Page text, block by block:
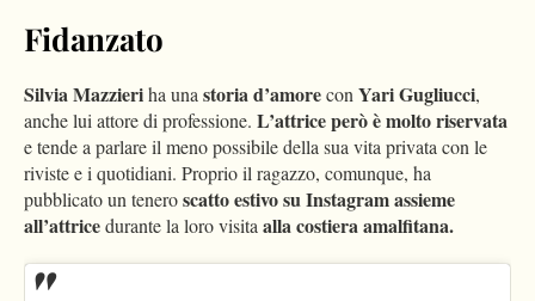
Fidanzato
Silvia Mazzieriha unastoria d’amoreconYari Gugliucci,
anche lui attore di professione. L’attrice però è molto riservata
e tende a parlare il meno possibile della sua vita privata con le
riviste e i quotidiani. Proprio il ragazzo, comunque, ha
pubblicato un teneroscatto estivo su Instagram assieme
all’attricedurante la loro visitaalla costiera amalfitana.